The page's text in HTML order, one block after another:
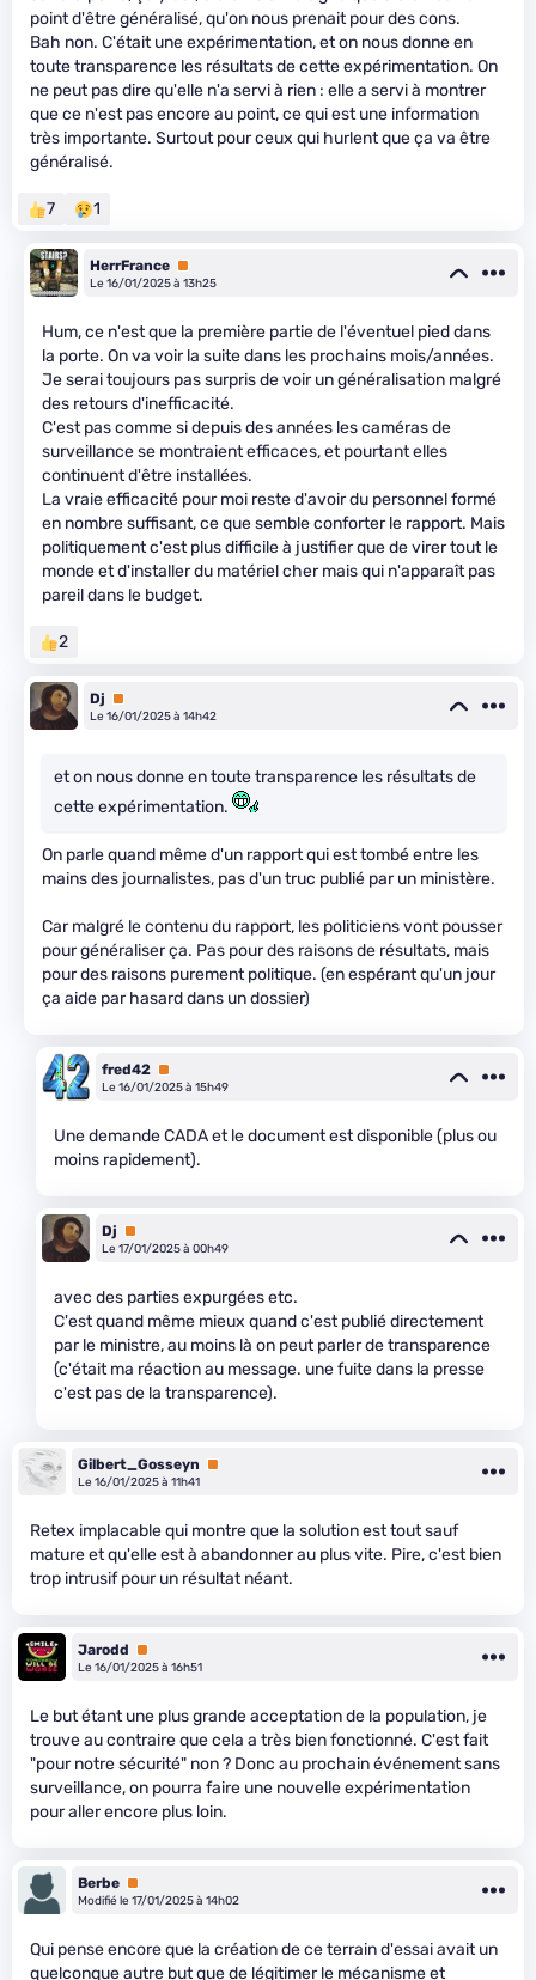
point d'être généralisé, qu'on nous prenait pour des cons.
Bah non. C'était une expérimentation, et on nous donne en
toute transparence les résultats de cette expérimentation. On
ne peut pas dire qu'elle n'a servi à rien : elle a servi à montrer
que ce n'est pas encore au point, ce qui est une information
très importante. Surtout pour ceux qui hurlent que ça va être
généralisé.
7 1
HerrFrance Premium
Le 16/01/2025 à 13h25
Hum, ce n'est que la première partie de l'éventuel pied dans
la porte. On va voir la suite dans les prochains mois/années.
Je serai toujours pas surpris de voir un généralisation malgré
des retours d'inefficacité.
C'est pas comme si depuis des années les caméras de
surveillance se montraient efficaces, et pourtant elles
continuent d'être installées.
La vraie efficacité pour moi reste d'avoir du personnel formé
en nombre suffisant, ce que semble conforter le rapport. Mais
politiquement c'est plus difficile à justifier que de virer tout le
monde et d'installer du matériel cher mais qui n'apparaît pas
pareil dans le budget.
2
Dj
Premium
Le 16/01/2025 à 14h42
et on nous donne en toute transparence les résultats de
cette expérimentation.
On parle quand même d'un rapport qui est tombé entre les
mains des journalistes, pas d'un truc publié par un ministère.
Car malgré le contenu du rapport, les politiciens vont pousser
pour généraliser ça. Pas pour des raisons de résultats, mais
pour des raisons purement politique. (en espérant qu'un jour
ça aide par hasard dans un dossier)
fred42 Premium
Le 16/01/2025 à 15h49
Une demande CADA et le document est disponible (plus ou
moins rapidement).
Dj
Premium
Le 17/01/2025 à 00h49
avec des parties expurgées etc.
C'est quand même mieux quand c'est publié directement
par le ministre, au moins là on peut parler de transparence
(c'était ma réaction au message. une fuite dans la presse
c'est pas de la transparence).
Gilbert_Gosseyn
Premium
Le 16/01/2025 à 11h41
Retex implacable qui montre que la solution est tout sauf
mature et qu'elle est à abandonner au plus vite. Pire, c'est bien
trop intrusif pour un résultat néant.
Jarodd
Premium
Le 16/01/2025 à 16h51
Le but étant une plus grande acceptation de la population, je
trouve au contraire que cela a très bien fonctionné. C'est fait
"pour notre sécurité" non ? Donc au prochain événement sans
surveillance, on pourra faire une nouvelle expérimentation
pour aller encore plus loin.
Berbe Premium
Modifié le 17/01/2025 à 14h02
Qui pense encore que la création de ce terrain d'essai avait un
quelconque autre but que de légitimer le mécanisme et